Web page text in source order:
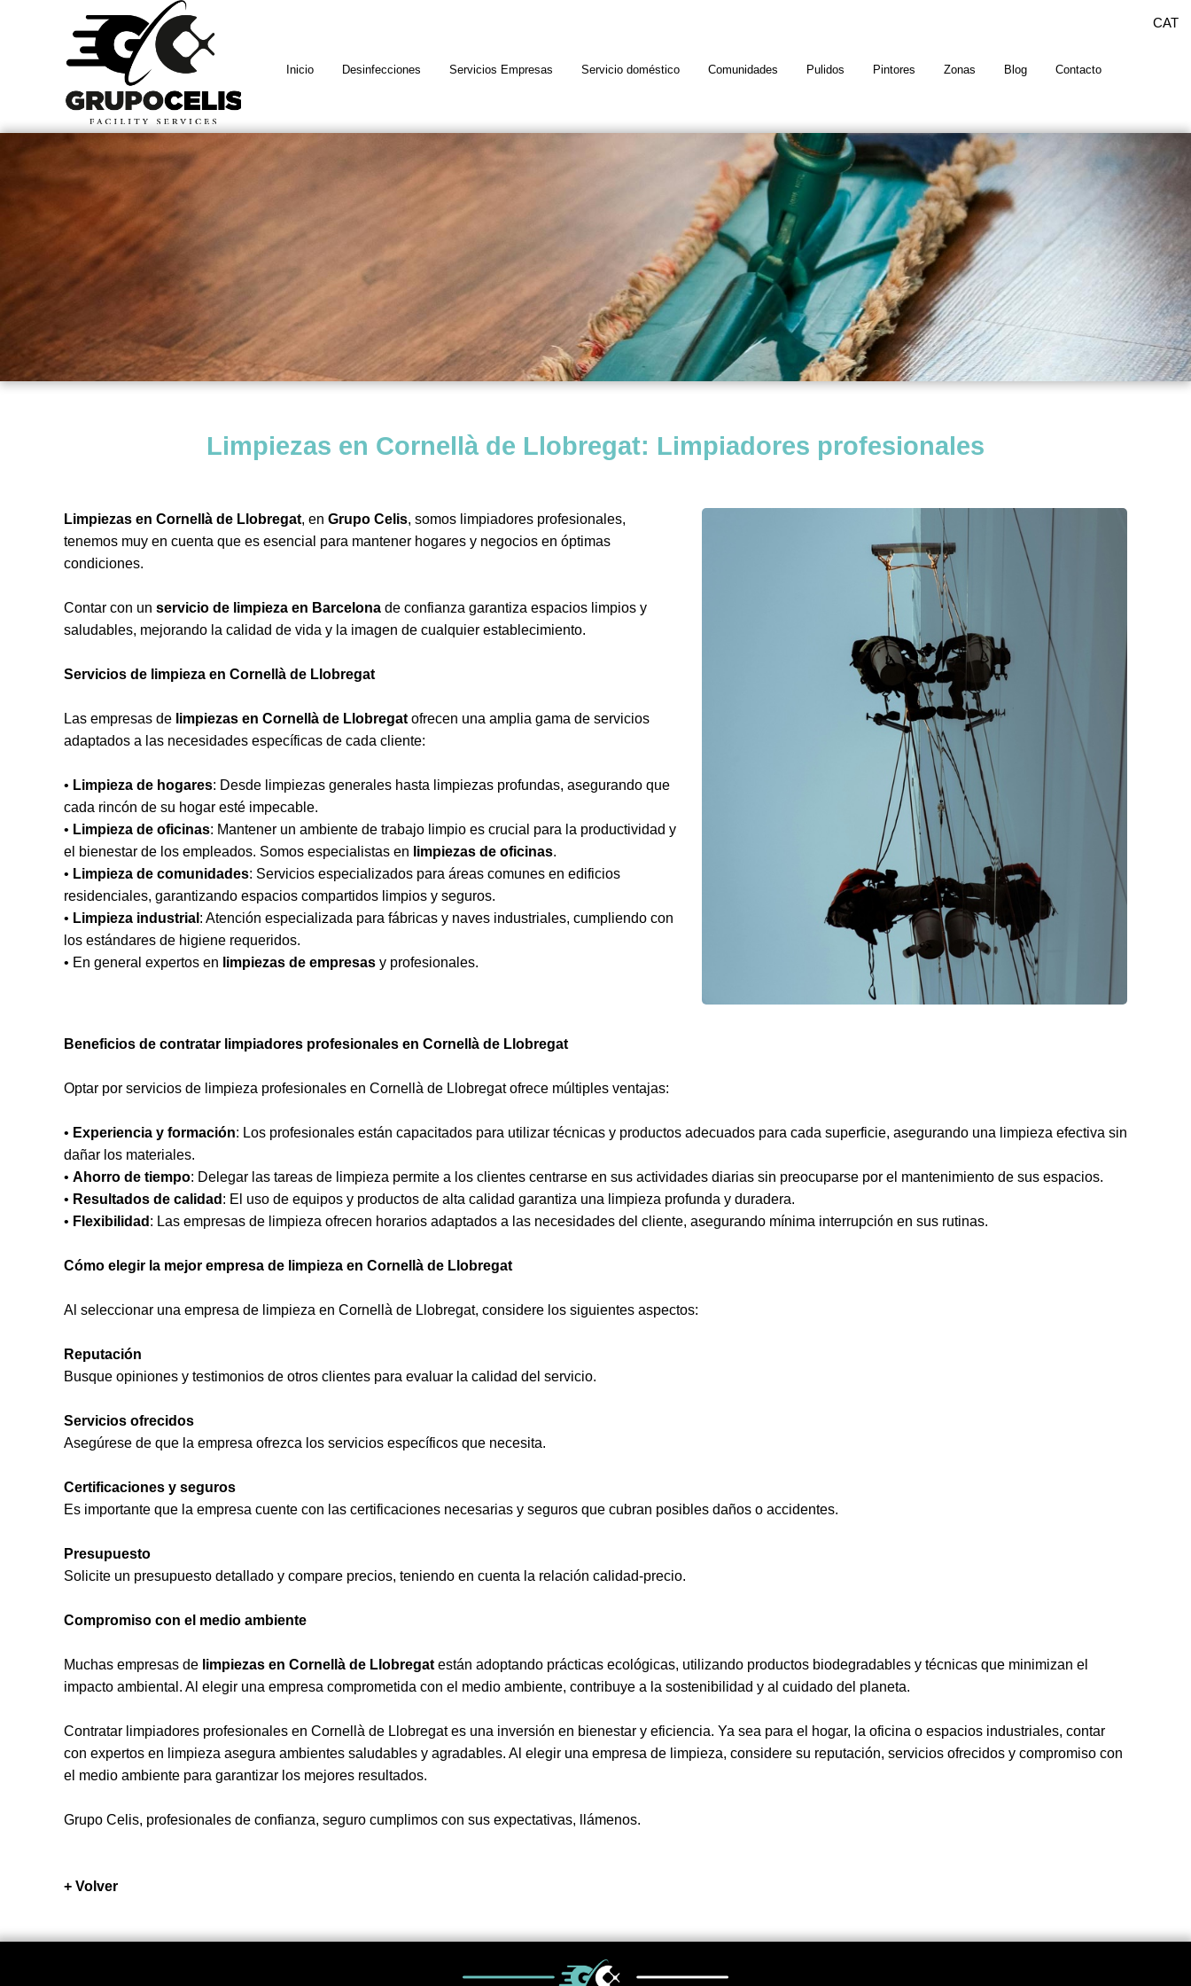
CAT
Inicio Desinfecciones Servicios Empresas Servicio doméstico Comunidades Pulidos Pintores Zonas Blog Contacto
Limpiezas en Cornellà de Llobregat: Limpiadores profesionales
Limpiezas en Cornellà de Llobregat, en Grupo Celis, somos limpiadores profesionales,
tenemos muy en cuenta que es esencial para mantener hogares y negocios en óptimas
condiciones.
Contar con un servicio de limpieza en Barcelona de confianza garantiza espacios limpios y
saludables, mejorando la calidad de vida y la imagen de cualquier establecimiento.
Servicios de limpieza en Cornellà de Llobregat
Las empresas de limpiezas en Cornellà de Llobregat ofrecen una amplia gama de servicios
adaptados a las necesidades específicas de cada cliente:
• Limpieza de hogares: Desde limpiezas generales hasta limpiezas profundas, asegurando que
cada rincón de su hogar esté impecable.
• Limpieza de oficinas: Mantener un ambiente de trabajo limpio es crucial para la productividad y
el bienestar de los empleados. Somos especialistas en limpiezas de oficinas.
• Limpieza de comunidades: Servicios especializados para áreas comunes en edificios
residenciales, garantizando espacios compartidos limpios y seguros.
• Limpieza industrial : Atención especializada para fábricas y naves industriales, cumpliendo con
los estándares de higiene requeridos.
• En general expertos en limpiezas de empresas y profesionales.
Beneficios de contratar limpiadores profesionales en Cornellà de Llobregat
Optar por servicios de limpieza profesionales en Cornellà de Llobregat ofrece múltiples ventajas:
• Experiencia y formación: Los profesionales están capacitados para utilizar técnicas y productos adecuados para cada superficie, asegurando una limpieza efectiva sin
dañar los materiales.
• Ahorro de tiempo: Delegar las tareas de limpieza permite a los clientes centrarse en sus actividades diarias sin preocuparse por el mantenimiento de sus espacios.
• Resultados de calidad : El uso de equipos y productos de alta calidad garantiza una limpieza profunda y duradera.
• Flexibilidad : Las empresas de limpieza ofrecen horarios adaptados a las necesidades del cliente, asegurando mínima interrupción en sus rutinas.
Cómo elegir la mejor empresa de limpieza en Cornellà de Llobregat
Al seleccionar una empresa de limpieza en Cornellà de Llobregat, considere los siguientes aspectos:
Reputación
Busque opiniones y testimonios de otros clientes para evaluar la calidad del servicio.
Servicios ofrecidos
Asegúrese de que la empresa ofrezca los servicios específicos que necesita.
Certificaciones y seguros
Es importante que la empresa cuente con las certificaciones necesarias y seguros que cubran posibles daños o accidentes.
Presupuesto
Solicite un presupuesto detallado y compare precios, teniendo en cuenta la relación calidad-precio.
Compromiso con el medio ambiente
Muchas empresas de limpiezas en Cornellà de Llobregat están adoptando prácticas ecológicas, utilizando productos biodegradables y técnicas que minimizan el
impacto ambiental. Al elegir una empresa comprometida con el medio ambiente, contribuye a la sostenibilidad y al cuidado del planeta.
Contratar limpiadores profesionales en Cornellà de Llobregat es una inversión en bienestar y eficiencia. Ya sea para el hogar, la oficina o espacios industriales, contar
con expertos en limpieza asegura ambientes saludables y agradables. Al elegir una empresa de limpieza, considere su reputación, servicios ofrecidos y compromiso con
el medio ambiente para garantizar los mejores resultados.
Grupo Celis, profesionales de confianza, seguro cumplimos con sus expectativas, llámenos.
+ Volver